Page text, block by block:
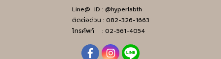
Line@ ID : @hyperlabth
ติดต่อด่วน : 082-326-1663
โทรศัพท์ : 02-561-4054